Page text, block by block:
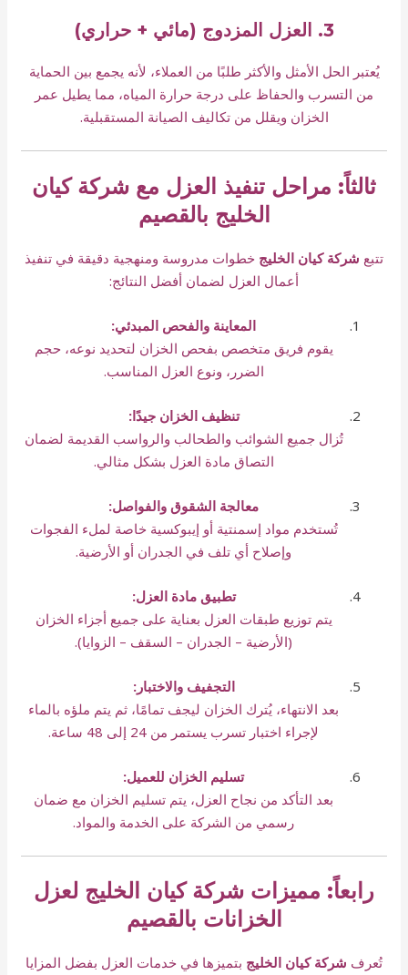
3. العزل المزدوج (مائي + حراري)
يُعتبر الحل الأمثل والأكثر طلبًا من العملاء، لأنه يجمع بين الحماية
من التسرب والحفاظ على درجة حرارة المياه، مما يطيل عمر
الخزان ويقلل من تكاليف الصيانة المستقبلية.
ثالثاً: مراحل تنفيذ العزل مع شركة كيان
الخليج بالقصيم
تتبع شركة كيان الخليج خطوات مدروسة ومنهجية دقيقة في تنفيذ
أعمال العزل لضمان أفضل النتائج:
المعاينة والفحص المبدئي:
يقوم فريق متخصص بفحص الخزان لتحديد نوعه، حجم
الضرر، ونوع العزل المناسب.
تنظيف الخزان جيدًا:
تُزال جميع الشوائب والطحالب والرواسب القديمة لضمان
التصاق مادة العزل بشكل مثالي.
معالجة الشقوق والفواصل:
تُستخدم مواد إسمنتية أو إيبوكسية خاصة لملء الفجوات
وإصلاح أي تلف في الجدران أو الأرضية.
تطبيق مادة العزل:
يتم توزيع طبقات العزل بعناية على جميع أجزاء الخزان
(الأرضية – الجدران – السقف – الزوايا).
التجفيف والاختبار:
بعد الانتهاء، يُترك الخزان ليجف تمامًا، ثم يتم ملؤه بالماء
لإجراء اختبار تسرب يستمر من 24 إلى 48 ساعة.
تسليم الخزان للعميل:
بعد التأكد من نجاح العزل، يتم تسليم الخزان مع ضمان
رسمي من الشركة على الخدمة والمواد.
رابعاً: مميزات شركة كيان الخليج لعزل
الخزانات بالقصيم
تُعرف شركة كيان الخليج بتميزها في خدمات العزل بفضل المزايا